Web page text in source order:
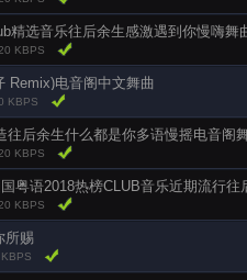
精选音乐往后余生感激遇到你慢嗨舞
KBPS
Remix)电音阁中文舞曲
KBPS
往后余生什么都是你多语慢摇电音阁
KBPS
粤语2018热榜CLUB音乐近期流行往
KBPS
所赐